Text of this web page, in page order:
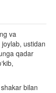
va
ustidan
qadar
bilan